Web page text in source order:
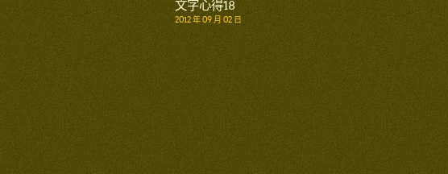
文字心得18
2012 年 09 月 02 日